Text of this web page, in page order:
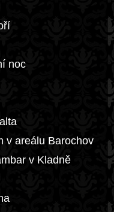
noc
v areálu Barochov
v Kladně